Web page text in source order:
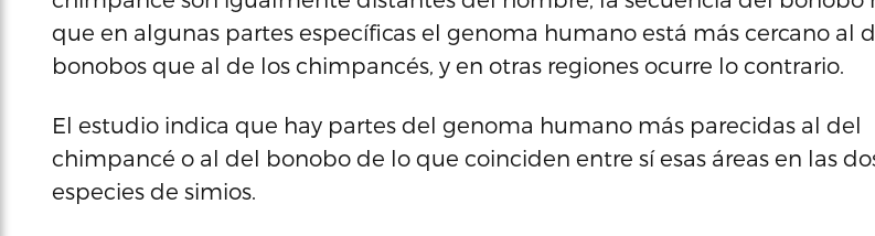
que en algunas partes específicas el genoma humano está más cercano al
bonobos que al de los chimpancés, y en otras regiones ocurre lo contrario.
El estudio indica que hay partes del genoma humano más parecidas al del
chimpancé o al del bonobo de lo que coinciden entre sí esas áreas en las
especies de simios.